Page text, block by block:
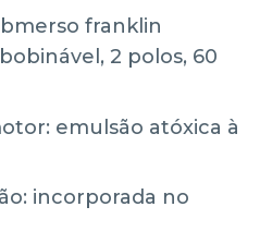
franklin
2 polos, 60
emulsão atóxica à
incorporada no